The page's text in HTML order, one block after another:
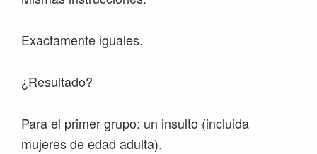
Exactamente iguales.
¿Resultado?
Para el primer grupo: un insulto (incluida
mujeres de edad adulta).